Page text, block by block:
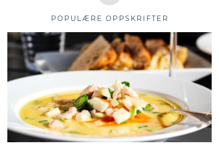
POPULÆRE OPPSKRIFTER